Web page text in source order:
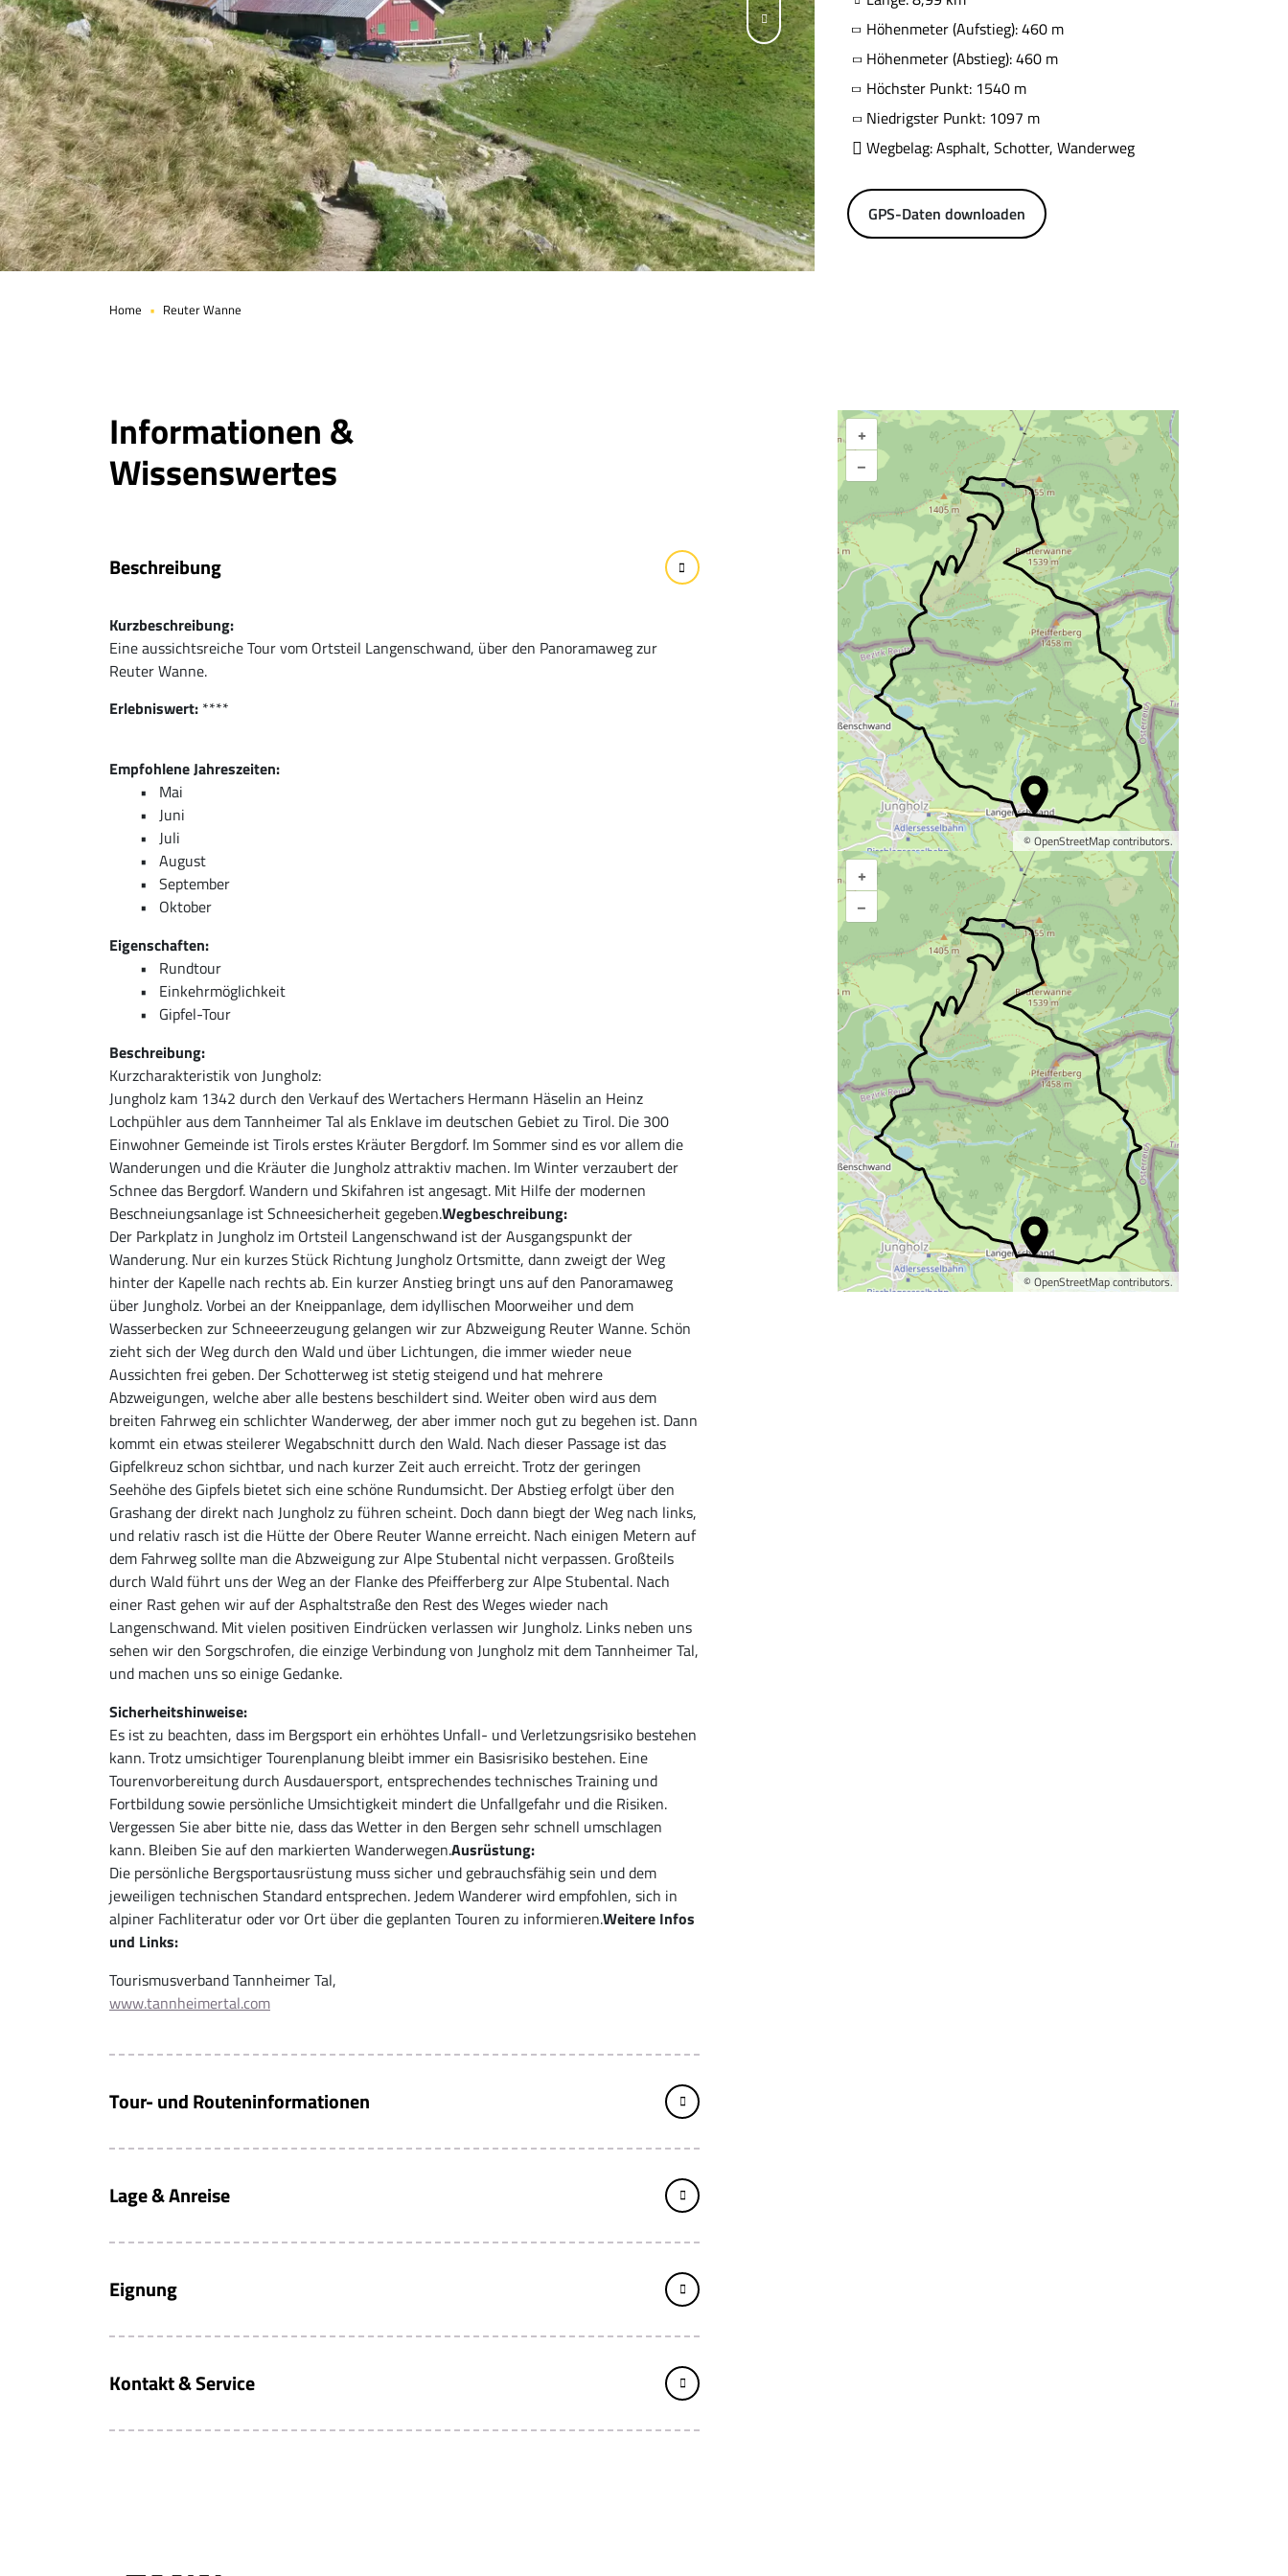
Home Reuter Wanne
Höhenmeter (Aufstieg): 460 m
Höhenmeter (Abstieg): 460 m
Höchster Punkt: 1540 m
Niedrigster Punkt: 1097 m
Wegbelag: Asphalt, Schotter, Wanderweg
GPS-Daten downloaden
+
–
© OpenStreetMapcontributors.
+
–
© OpenStreetMapcontributors.
Karte vergrößern
Informationen &
Wissenswertes
Beschreibung
Kurzbeschreibung:
Eine aussichtsreiche Tour vom Ortsteil Langenschwand, über den Panoramaweg zur
Reuter Wanne.
Erlebniswert: ****
Empfohlene Jahreszeiten:
Mai
Juni
Juli
August
September
Oktober
Eigenschaften:
Rundtour
Einkehrmöglichkeit
Gipfel-Tour
Beschreibung:
Kurzcharakteristik von Jungholz:
Jungholz kam 1342 durch den Verkauf des Wertachers Hermann Häselin an Heinz
Lochpühler aus dem Tannheimer Tal als Enklave im deutschen Gebiet zu Tirol. Die 300
Einwohner Gemeinde ist Tirols erstes Kräuter Bergdorf. Im Sommer sind es vor allem die
Wanderungen und die Kräuter die Jungholz attraktiv machen. Im Winter verzaubert der
Schnee das Bergdorf. Wandern und Skifahren ist angesagt. Mit Hilfe der modernen
Beschneiungsanlage ist Schneesicherheit gegeben.Wegbeschreibung:
Der Parkplatz in Jungholz im Ortsteil Langenschwand ist der Ausgangspunkt der
Wanderung. Nur ein kurzes Stück Richtung Jungholz Ortsmitte, dann zweigt der Weg
hinter der Kapelle nach rechts ab. Ein kurzer Anstieg bringt uns auf den Panoramaweg
über Jungholz. Vorbei an der Kneippanlage, dem idyllischen Moorweiher und dem
Wasserbecken zur Schneeerzeugung gelangen wir zur Abzweigung Reuter Wanne. Schön
zieht sich der Weg durch den Wald und über Lichtungen, die immer wieder neue
Aussichten frei geben. Der Schotterweg ist stetig steigend und hat mehrere
Abzweigungen, welche aber alle bestens beschildert sind. Weiter oben wird aus dem
breiten Fahrweg ein schlichter Wanderweg, der aber immer noch gut zu begehen ist. Dann
kommt ein etwas steilerer Wegabschnitt durch den Wald. Nach dieser Passage ist das
Gipfelkreuz schon sichtbar, und nach kurzer Zeit auch erreicht. Trotz der geringen
Seehöhe des Gipfels bietet sich eine schöne Rundumsicht. Der Abstieg erfolgt über den
Grashang der direkt nach Jungholz zu führen scheint. Doch dann biegt der Weg nach links,
und relativ rasch ist die Hütte der Obere Reuter Wanne erreicht. Nach einigen Metern auf
dem Fahrweg sollte man die Abzweigung zur Alpe Stubental nicht verpassen. Großteils
durch Wald führt uns der Weg an der Flanke des Pfeifferberg zur Alpe Stubental. Nach
einer Rast gehen wir auf der Asphaltstraße den Rest des Weges wieder nach
Langenschwand. Mit vielen positiven Eindrücken verlassen wir Jungholz. Links neben uns
sehen wir den Sorgschrofen, die einzige Verbindung von Jungholz mit dem Tannheimer Tal,
und machen uns so einige Gedanke.
Sicherheitshinweise:
Es ist zu beachten, dass im Bergsport ein erhöhtes Unfall- und Verletzungsrisiko bestehen
kann. Trotz umsichtiger Tourenplanung bleibt immer ein Basisrisiko bestehen. Eine
Tourenvorbereitung durch Ausdauersport, entsprechendes technisches Training und
Fortbildung sowie persönliche Umsichtigkeit mindert die Unfallgefahr und die Risiken.
Vergessen Sie aber bitte nie, dass das Wetter in den Bergen sehr schnell umschlagen
kann. Bleiben Sie auf den markierten Wanderwegen.Ausrüstung:
Die persönliche Bergsportausrüstung muss sicher und gebrauchsfähig sein und dem
jeweiligen technischen Standard entsprechen. Jedem Wanderer wird empfohlen, sich in
alpiner Fachliteratur oder vor Ort über die geplanten Touren zu informieren.Weitere Infos
und Links:
Tourismusverband Tannheimer Tal,
www.tannheimertal.com
Tour- und Routeninformationen
Lage & Anreise
Eignung
Kontakt & Service